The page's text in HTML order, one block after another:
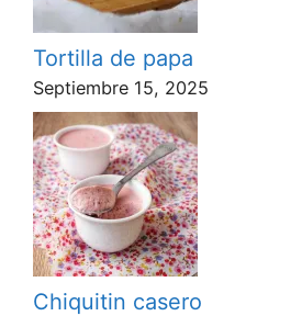
Tortilla de papa
Septiembre 15, 2025
Chiquitin casero